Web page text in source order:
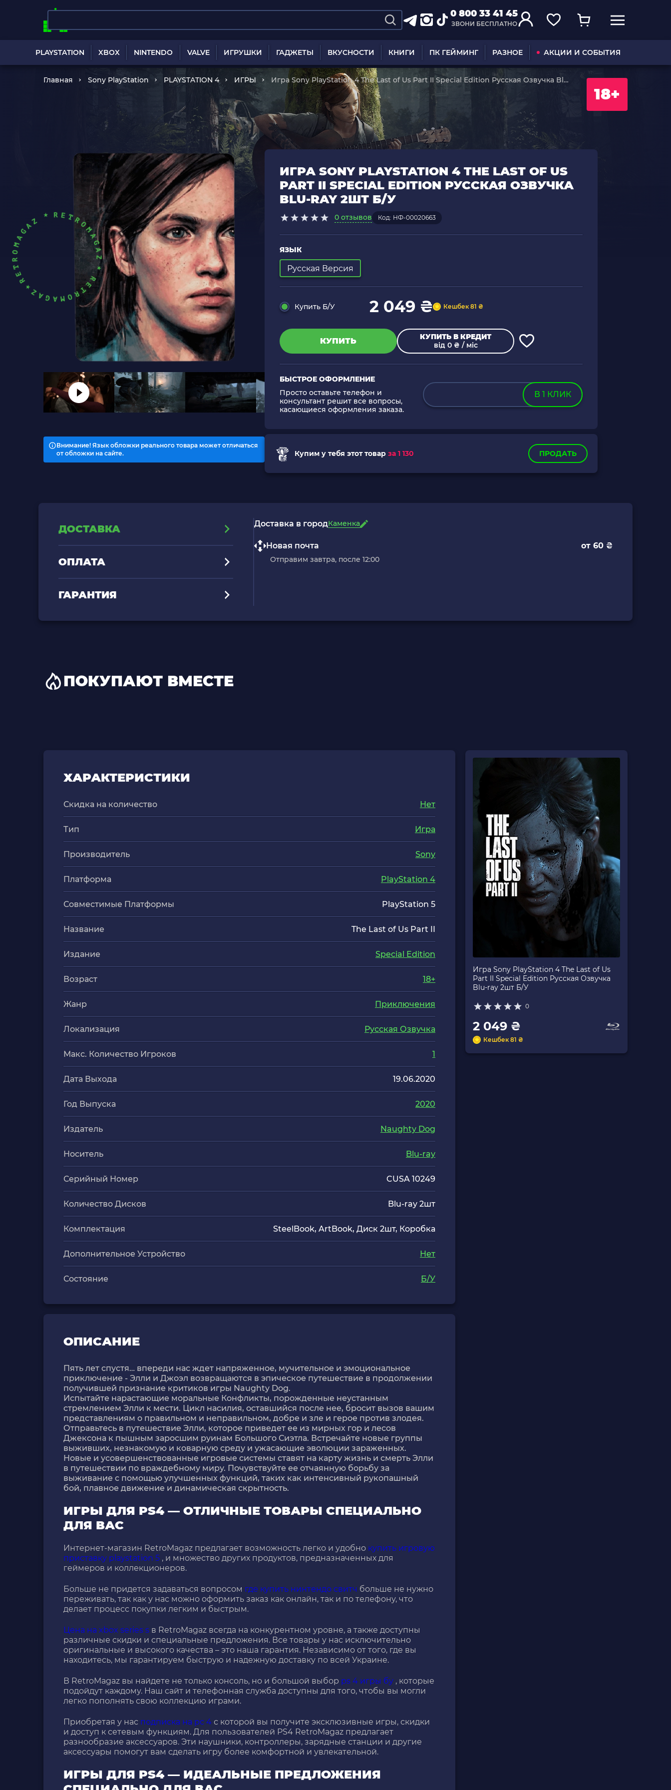
0 800 33 41 45
ЗВОНИ БЕСПЛАТНО
PLAYSTATION XBOX NINTENDO VALVE ИГРУШКИ ГАДЖЕТЫ ВКУСНОСТИ КНИГИ ПК ГЕЙМИНГ РАЗНОЕ АКЦИИ И СОБЫТИЯ
Главная Sony PlayStation PLAYSTATION 4 ИГРЫ
Игра Sony PlayStation 4 The Last of Us Part II Special Edition Русская Озвучка Blu-
ray 2шт Б/У
18+
Внимание! Язык обложки реального товара может отличаться
от обложки на сайте.
ИГРА SONY PLAYSTATION 4 THE LAST OF US
PART II SPECIAL EDITION РУССКАЯ ОЗВУЧКА
BLU-RAY 2ШТ Б/У
0 отзывов Код: НФ-00020663
ЯЗЫК
Русская Версия
Купить Б/У 2 049 ₴ Кешбек 81 ₴
КУПИТЬ
КУПИТЬ В КРЕДИТ
від 0 ₴ / міс
БЫСТРОЕ ОФОРМЛЕНИЕ
Просто оставьте телефон и
консультант решит все вопросы,
касающиеся оформления заказа.
В 1 КЛИК
Купим у тебя этот товар за 1 130 ПРОДАТЬ
ДОСТАВКА
ОПЛАТА
ГАРАНТИЯ
Доставка в городКаменка
Новая почта от 60 ₴
Отправим завтра, после 12:00
ПОКУПАЮТ ВМЕСТЕ
ХАРАКТЕРИСТИКИ
Скидка на количество Нет
Тип Игра
Производитель Sony
Платформа PlayStation 4
Совместимые Платформы PlayStation 5
Название The Last of Us Part II
Издание Special Edition
Возраст 18+
Жанр Приключения
Локализация Русская Озвучка
Макс. Количество Игроков 1
Дата Выхода 19.06.2020
Год Выпуска 2020
Издатель Naughty Dog
Носитель Blu-ray
Серийный Номер CUSA 10249
Количество Дисков Blu-ray 2шт
Комплектация SteelBook, ArtBook, Диск 2шт, Коробка
Дополнительное Устройство Нет
Состояние Б/У
ОПИСАНИЕ
Пять лет спустя… впереди нас ждет напряженное, мучительное и эмоциональное
приключение - Элли и Джоэл возвращаются в эпическое путешествие в продолжении
получившей признание критиков игры Naughty Dog.
Испытайте нарастающие моральные Конфликты, порожденные неустанным
стремлением Элли к мести. Цикл насилия, оставшийся после нее, бросит вызов вашим
представлениям о правильном и неправильном, добре и зле и герое против злодея.
Отправьтесь в путешествие Элли, которое приведет ее из мирных гор и лесов
Джексона к пышным заросшим руинам Большого Сиэтла. Встречайте новые группы
выживших, незнакомую и коварную среду и ужасающие эволюции зараженных.
Новые и усовершенствованные игровые системы ставят на карту жизнь и смерть Элли
в путешествии по враждебному миру. Почувствуйте ее отчаянную борьбу за
выживание с помощью улучшенных функций, таких как интенсивный рукопашный
бой, плавное движение и динамическая скрытность.
ИГРЫ ДЛЯ PS4 — ОТЛИЧНЫЕ ТОВАРЫ СПЕЦИАЛЬНО
ДЛЯ ВАС
Интернет-магазин RetroMagaz предлагает возможность легко и удобно купить игровую
приставку playstation 5 , и множество других продуктов, предназначенных для
геймеров и коллекционеров.
Больше не придется задаваться вопросом где купить нинтендо свитч больше не нужно
переживать, так как у нас можно оформить заказ как онлайн, так и по телефону, что
делает процесс покупки легким и быстрым.
Цена на xbox series s в RetroMagaz всегда на конкурентном уровне, а также доступны
различные скидки и специальные предложения. Все товары у нас исключительно
оригинальные и высокого качества – это наша гарантия. Независимо от того, где вы
находитесь, мы гарантируем быструю и надежную доставку по всей Украине.
В RetroMagaz вы найдете не только консоль, но и большой выбор ps 4 игры бу , которые
подойдут каждому. Наш сайт и телефонная служба доступны для того, чтобы вы могли
легко пополнять свою коллекцию играми.
Приобретая у нас подписка на рс 4 с которой вы получите эксклюзивные игры, скидки
и доступ к сетевым функциям. Для пользователей PS4 RetroMagaz предлагает
разнообразие аксессуаров. Эти наушники, контроллеры, зарядные станции и другие
аксессуары помогут вам сделать игру более комфортной и увлекательной.
ИГРЫ ДЛЯ PS4 — ИДЕАЛЬНЫЕ ПРЕДЛОЖЕНИЯ
Игра Sony PlayStation 4 The Last of Us
Part II Special Edition Русская Озвучка
Blu-ray 2шт Б/У
0
2 049 ₴
Кешбек 81 ₴